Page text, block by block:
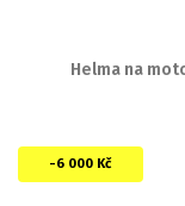
Helma na
-6 000 Kč